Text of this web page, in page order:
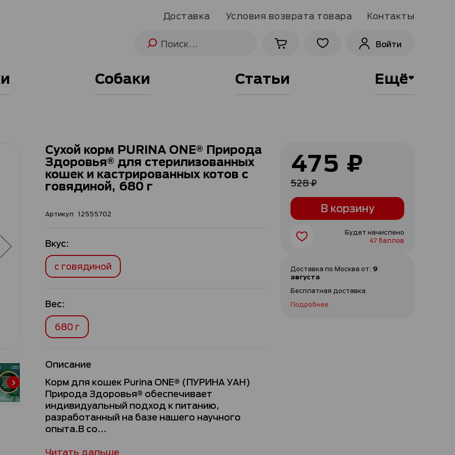
Доставка Условия возврата товара Контакты
Войти
Собаки Статьи Ещё
Сухой корм PURINA ONE® Природа
Здоровья® для стерилизованных
кошек и кастрированных котов с
говядиной, 680 г
Артикул 12555702
Специальная
цена
475 ₽
528 ₽
В корзину
Будет начислено
47 баллов
Доставка по Москва от: 9
августа
Бесплатная доставка
Подробнее
Вкус:
с говядиной
Вес:
680 г
Описание
Корм для кошек Purina ONE® (ПУРИНА УАН)
Природа Здоровья® обеспечивает
индивидуальный подход к питанию,
разработанный на базе нашего научного
опыта.В со...
Читать дальше